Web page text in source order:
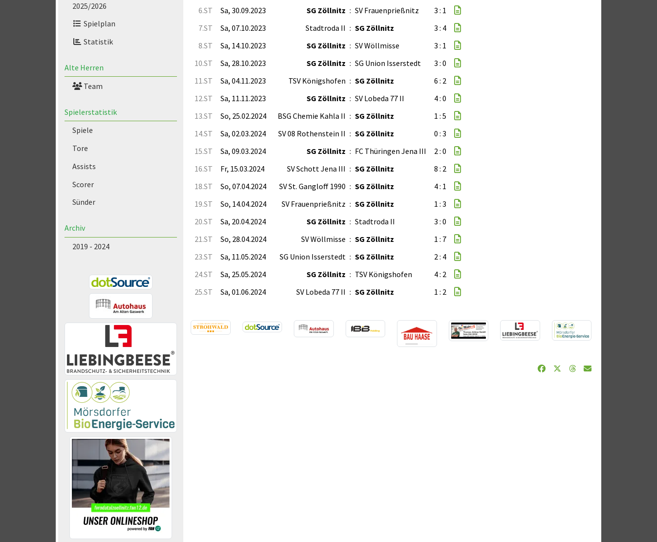
2025/2026
Spielplan
Statistik
Alte Herren
Team
Spielerstatistik
Spiele
Tore
Assists
Scorer
Sünder
Archiv
2019 - 2024
6.ST
Sa, 30.09.2023 SG Zöllnitz : SV Frauenprießnitz
3 : 1
7.ST
Sa, 07.10.2023 Stadtroda II : SG Zöllnitz
3 : 4
8.ST
Sa, 14.10.2023 SG Zöllnitz : SV Wöllmisse
3 : 1
10.ST
Sa, 28.10.2023 SG Zöllnitz : SG Union Isserstedt
3 : 0
11.ST
Sa, 04.11.2023 TSV Königshofen : SG Zöllnitz
6 : 2
12.ST
Sa, 11.11.2023 SG Zöllnitz : SV Lobeda 77 II
4 : 0
13.ST
So, 25.02.2024 BSG Chemie Kahla II : SG Zöllnitz
1 : 5
14.ST
Sa, 02.03.2024 SV 08 Rothenstein II : SG Zöllnitz
0 : 3
15.ST
Sa, 09.03.2024 SG Zöllnitz : FC Thüringen Jena III
2 : 0
16.ST
Fr, 15.03.2024 SV Schott Jena III : SG Zöllnitz
8 : 2
18.ST
So, 07.04.2024 SV St. Gangloff 1990 : SG Zöllnitz
4 : 1
19.ST
So, 14.04.2024 SV Frauenprießnitz : SG Zöllnitz
1 : 3
20.ST
Sa, 20.04.2024 SG Zöllnitz : Stadtroda II
3 : 0
21.ST
So, 28.04.2024 SV Wöllmisse : SG Zöllnitz
1 : 7
23.ST
Sa, 11.05.2024 SG Union Isserstedt : SG Zöllnitz
2 : 4
24.ST
Sa, 25.05.2024 SG Zöllnitz : TSV Königshofen
4 : 2
25.ST
Sa, 01.06.2024 SV Lobeda 77 II : SG Zöllnitz 1 : 2